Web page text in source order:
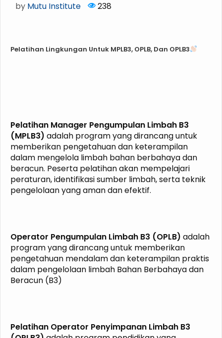
by Mutu Institute 238
Pelatihan Lingkungan Untuk MPLB3, OPLB, Dan OPLB3
Pelatihan Manager Pengumpulan Limbah B3
(MPLB3) adalah program yang dirancang untuk
memberikan pengetahuan dan keterampilan
dalam mengelola limbah bahan berbahaya dan
beracun. Peserta pelatihan akan mempelajari
peraturan, identifikasi sumber limbah, serta teknik
pengelolaan yang aman dan efektif.
Operator Pengumpulan Limbah B3 (OPLB) adalah
program yang dirancang untuk memberikan
pengetahuan mendalam dan keterampilan praktis
dalam pengelolaan limbah Bahan Berbahaya dan
Beracun (B3)
Pelatihan Operator Penyimpanan Limbah B3